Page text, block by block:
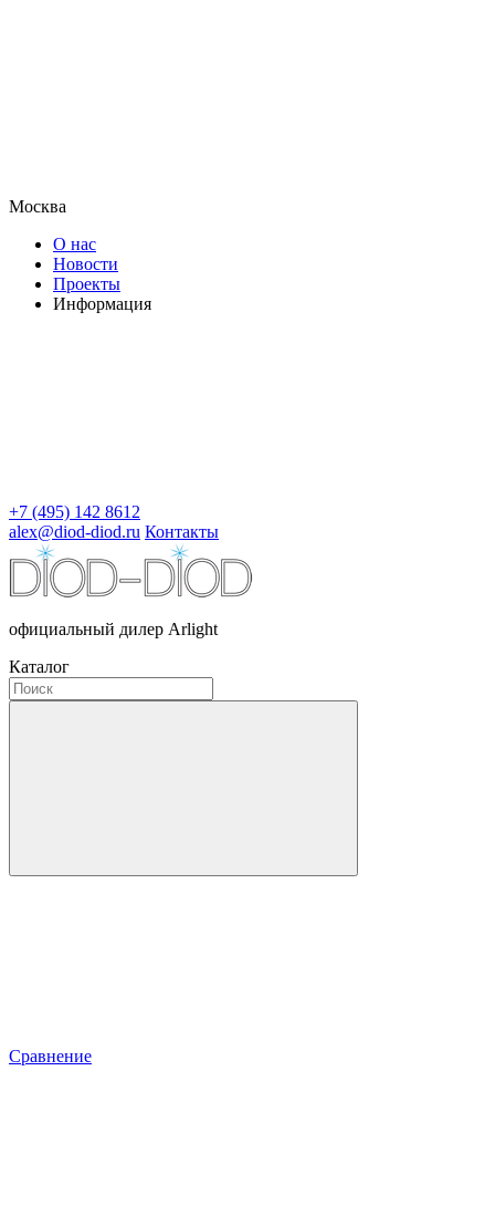
Москва
О нас
Новости
Проекты
Информация
+7 (495) 142 8612
alex@diod-diod.ru Контакты
официальный дилер Arlight
Каталог
Сравнение